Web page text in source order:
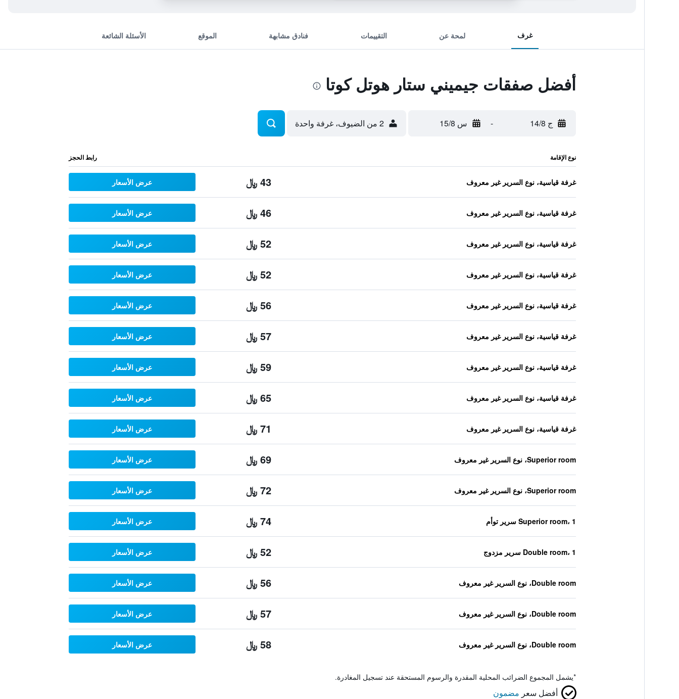
غرف لمحة عن التقييمات فنادق مشابهة الموقع الأسئلة الشائعة
أفضل صفقات جيميني ستار هوتل كوتا
ج 14/8 - س 15/8 2 من الضيوف، غرفة واحدة
نوع الإقامة رابط الحجز
غرفة قياسية، نوع السرير غير معروف 43 ﷼ عرض الأسعار
غرفة قياسية، نوع السرير غير معروف 46 ﷼ عرض الأسعار
غرفة قياسية، نوع السرير غير معروف 52 ﷼ عرض الأسعار
غرفة قياسية، نوع السرير غير معروف 52 ﷼ عرض الأسعار
غرفة قياسية، نوع السرير غير معروف 56 ﷼ عرض الأسعار
غرفة قياسية، نوع السرير غير معروف 57 ﷼ عرض الأسعار
غرفة قياسية، نوع السرير غير معروف 59 ﷼ عرض الأسعار
غرفة قياسية، نوع السرير غير معروف 65 ﷼ عرض الأسعار
غرفة قياسية، نوع السرير غير معروف 71 ﷼ عرض الأسعار
Superior room، نوع السرير غير معروف 69 ﷼ عرض الأسعار
Superior room، نوع السرير غير معروف 72 ﷼ عرض الأسعار
Superior room، 1 سرير توأم 74 ﷼ عرض الأسعار
Double room، 1 سرير مزدوج 52 ﷼ عرض الأسعار
Double room، نوع السرير غير معروف 56 ﷼ عرض الأسعار
Double room، نوع السرير غير معروف 57 ﷼ عرض الأسعار
Double room، نوع السرير غير معروف 58 ﷼ عرض الأسعار
*يشمل المجموع الضرائب المحلية المقدرة والرسوم المستحقة عند تسجيل المغادرة.
أفضل سعر مضمون